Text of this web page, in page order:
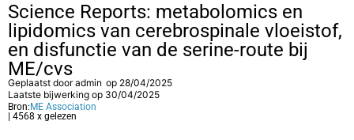
Science Reports: metabolomics en
lipidomics van cerebrospinale vloeistof,
en disfunctie van de serine-route bij
ME/cvs
Geplaatst dooradmin op 28/04/2025
Laatste bijwerking op 30/04/2025
Bron: ME Association
| 4568 x gelezen